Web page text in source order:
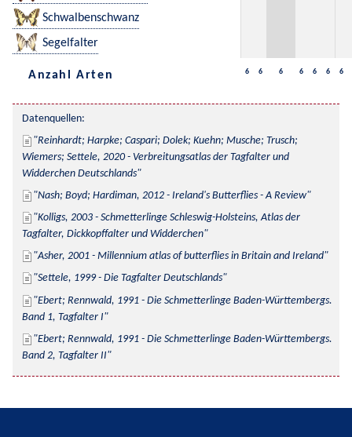
Schwalbenschwanz
Segelfalter
Anzahl Arten 6 6 6 6 6 6 6
Datenquellen:
Reinhardt; Harpke; Caspari; Dolek; Kuehn; Musche; Trusch;
Wiemers; Settele, 2020 - Verbreitungsatlas der Tagfalter und
Widderchen Deutschlands
Nash; Boyd; Hardiman, 2012 - Ireland's Butterflies - A Review
Kolligs, 2003 - Schmetterlinge Schleswig-Holsteins, Atlas der
Tagfalter, Dickkopffalter und Widderchen
Asher, 2001 - Millennium atlas of butterflies in Britain and Ireland
Settele, 1999 - Die Tagfalter Deutschlands
Ebert; Rennwald, 1991 - Die Schmetterlinge Baden-Württembergs.
Band 1, Tagfalter I
Ebert; Rennwald, 1991 - Die Schmetterlinge Baden-Württembergs.
Band 2, Tagfalter II